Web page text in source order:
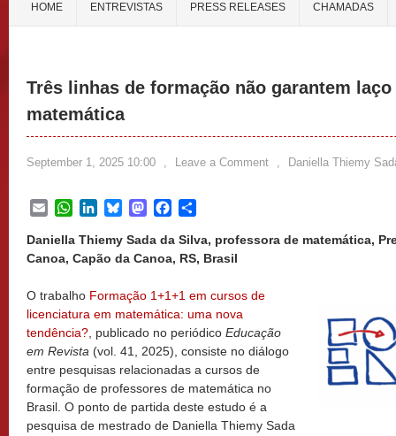
HOME ENTREVISTAS PRESS RELEASES CHAMADAS
Três linhas de formação não garantem
matemática
September 1, 2025 10:00 , Leave a Comment , Daniella Thiemy
EmailWhatsApp
LinkedInBlueskyMastodonFacebook
Daniella Thiemy Sada da Silva, professora de matemática,
Canoa, Capão da Canoa, RS, Brasil
O trabalho Formação 1+1+1 em cursos de
licenciatura em matemática: uma nova
tendência? , publicado no periódico Educação
em Revista (vol. 41, 2025), consiste no diálogo
entre pesquisas relacionadas a cursos de
formação de professores de matemática no
Brasil. O ponto de partida deste estudo é a
pesquisa de mestrado de Daniella Thiemy Sada